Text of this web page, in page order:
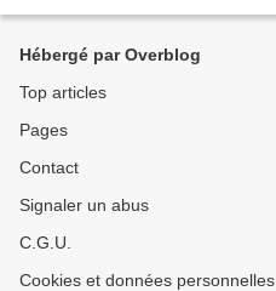
Hébergé par Overblog
Top articles
Pages
Contact
Signaler un abus
C.G.U.
Cookies et données personnelles